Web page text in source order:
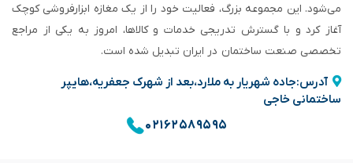
می‌شود. این مجموعه بزرگ، فعالیت خود را از یک مغازه ابزارفروشی کوچک
آغاز کرد و با گسترش تدریجی خدمات و کالاها، امروز به یکی از مراجع
تخصصی صنعت ساختمان در ایران تبدیل شده است.
آدرس:جاده شهریار به ملارد،بعد از شهرک جعفریه،هایپر
ساختمانی خاجی
۰۲۱۶۲۵۸۹۵۹۵